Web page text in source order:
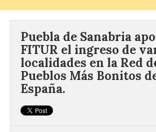
Puebla de Sanabria
FITUR el ingreso de
localidades en la Red
Pueblos Más Bonitos
España.